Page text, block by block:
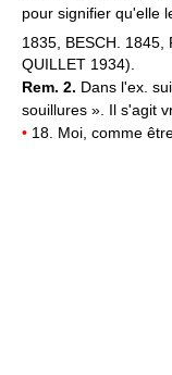
pour signifier qu'elle
1835, BESCH. 1845,
QUILLET 1934).
Rem. 2. Dans l'ex.
souillures ». Il s'agit
• 18. Moi, comme